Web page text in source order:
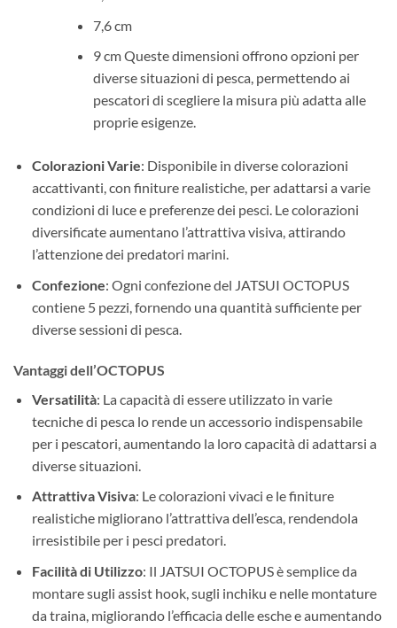
7,6 cm
9 cm Queste dimensioni offrono opzioni per
diverse situazioni di pesca, permettendo ai
pescatori di scegliere la misura più adatta alle
proprie esigenze.
Colorazioni Varie: Disponibile in diverse colorazioni
accattivanti, con finiture realistiche, per adattarsi a varie
condizioni di luce e preferenze dei pesci. Le colorazioni
diversificate aumentano l’attrattiva visiva, attirando
l’attenzione dei predatori marini.
Confezione: Ogni confezione del JATSUI OCTOPUS
contiene 5 pezzi, fornendo una quantità sufficiente per
diverse sessioni di pesca.
Vantaggi dell’OCTOPUS
Versatilità: La capacità di essere utilizzato in varie
tecniche di pesca lo rende un accessorio indispensabile
per i pescatori, aumentando la loro capacità di adattarsi a
diverse situazioni.
Attrattiva Visiva: Le colorazioni vivaci e le finiture
realistiche migliorano l’attrattiva dell’esca, rendendola
irresistibile per i pesci predatori.
Facilità di Utilizzo: Il JATSUI OCTOPUS è semplice da
montare sugli assist hook, sugli inchiku e nelle montature
da traina, migliorando l’efficacia delle esche e aumentando